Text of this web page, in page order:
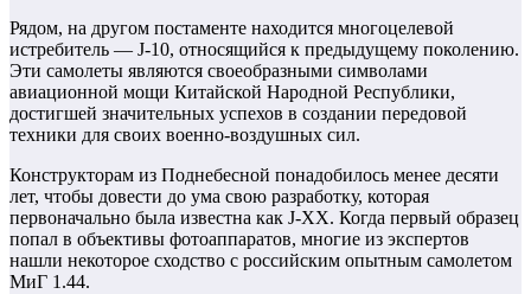
Рядом, на другом постаменте находится многоцелевой
истребитель — J-10, относящийся к предыдущему поколению.
Эти самолеты являются своеобразными символами
авиационной мощи Китайской Народной Республики,
достигшей значительных успехов в создании передовой
техники для своих военно-воздушных сил.
Конструкторам из Поднебесной понадобилось менее десяти
лет, чтобы довести до ума свою разработку, которая
первоначально была известна как J-XX. Когда первый образец
попал в объективы фотоаппаратов, многие из экспертов
нашли некоторое сходство с российским опытным самолетом
МиГ 1.44.